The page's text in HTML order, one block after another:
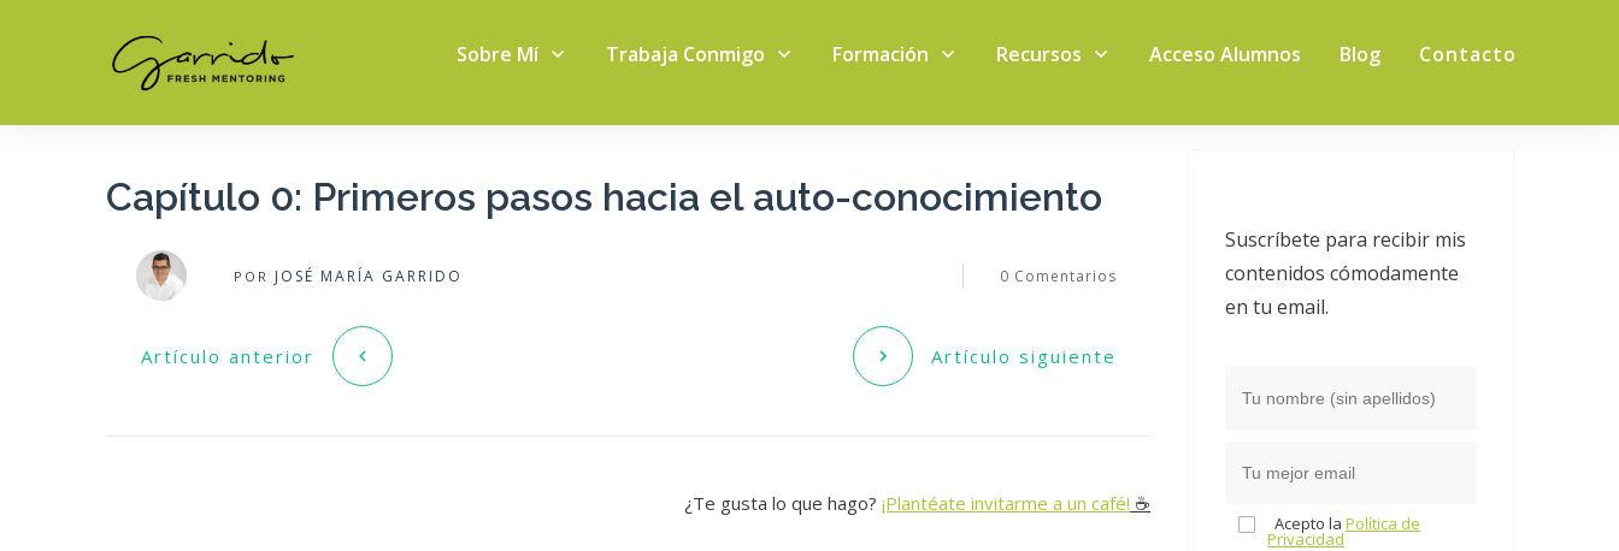
Sobre Mí Trabaja Conmigo Formación Recursos Acceso Alumnos Blog Contacto
Capítulo 0: Primeros pasos hacia el auto-conocimiento
POR JOSÉ MARÍA GARRIDO 0 Comentarios
Artículo anterior Artículo siguiente
¿Te gusta lo que hago?¡Plantéate invitarme a un café! ☕️
Suscríbete para recibir mis
contenidos cómodamente
en tu email.
Acepto la Política de
Privacidad